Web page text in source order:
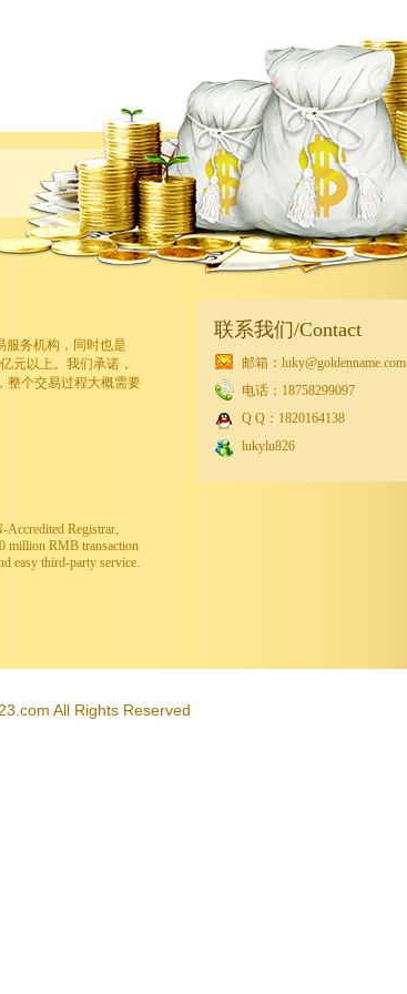
服务机构，同时也是
元以上。我们承诺，
整个交易过程大概需要
Accredited Registrar,
million RMB transaction
easy third-party service.
联系我们/Contact
邮箱：luky@goldenname.com
电话：18758299097
Q Q：1820164138
lukylu826
All Rights Reserved